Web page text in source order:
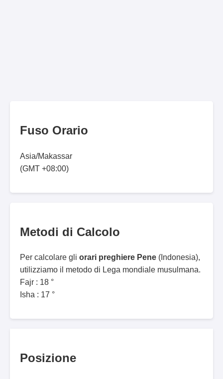
Fuso Orario
Asia/Makassar
(GMT +08:00)
Metodi di Calcolo
Per calcolare gli orari preghiere Pene (Indonesia),
utilizziamo il metodo di Lega mondiale musulmana.
Fajr : 18 °
Isha : 17 °
Posizione